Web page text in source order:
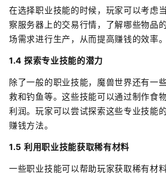
在选择职业技能的时候，玩家可以考虑
察服务器上的交易行情，了解哪些物品
场需求进行生产，从而提高赚钱的效率。
1.4 探索专业技能的潜力
除了一般的职业技能，魔兽世界还有一
救和钓鱼等。这些技能可以通过制作食
利润。玩家可以尝试探索这些专业技能
赚钱方法。
1.5 利用职业技能获取稀有材料
一些职业技能可以帮助玩家获取稀有材